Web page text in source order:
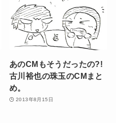
あのCMもそうだったの?!
古川裕也の珠玉のCMまと
め。
2013年8月15日